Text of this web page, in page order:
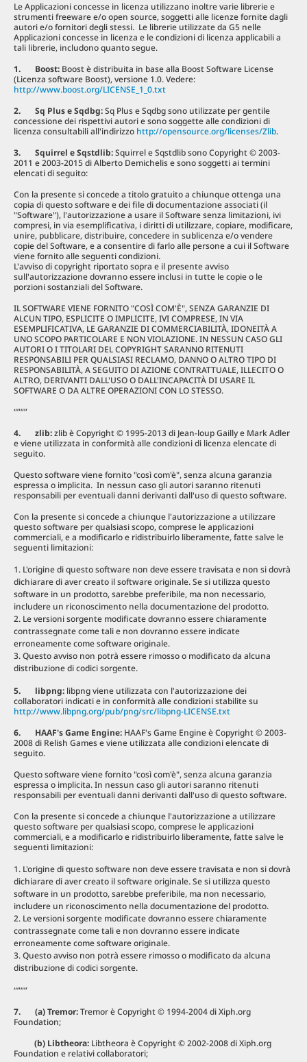
Le Applicazioni concesse in licenza utilizzano inoltre varie librerie e
strumenti freeware e/o open source, soggetti alle licenze fornite dagli
autori e/o fornitori degli stessi. Le librerie utilizzate da G5 nelle
Applicazioni concesse in licenza e le condizioni di licenza applicabili a
tali librerie, includono quanto segue.
1. Boost: Boost è distribuita in base alla Boost Software License
(Licenza software Boost), versione 1.0. Vedere:
http://www.boost.org/LICENSE_1_0.txt
2. Sq Plus e Sqdbg:Sq Plus e Sqdbg sono utilizzate per gentile
concessione dei rispettivi autori e sono soggette alle condizioni di
licenza consultabili all'indirizzo http://opensource.org/licenses/Zlib.
3. Squirrel e Sqstdlib:Squirrel e Sqstdlib sono Copyright © 2003-
2011 e 2003-2015 di Alberto Demichelis e sono soggetti ai termini
elencati di seguito:
Con la presente si concede a titolo gratuito a chiunque ottenga una
copia di questo software e dei file di documentazione associati (il
"Software"), l'autorizzazione a usare il Software senza limitazioni, ivi
compresi, in via esemplificativa, i diritti di utilizzare, copiare, modificare,
unire, pubblicare, distribuire, concedere in sublicenza e/o vendere
copie del Software, e a consentire di farlo alle persone a cui il Software
viene fornito alle seguenti condizioni.
L'avviso di copyright riportato sopra e il presente avviso
sull'autorizzazione dovranno essere inclusi in tutte le copie o le
porzioni sostanziali del Software.
IL SOFTWARE VIENE FORNITO "COSÌ COM'È", SENZA GARANZIE DI
ALCUN TIPO, ESPLICITE O IMPLICITE, IVI COMPRESE, IN VIA
ESEMPLIFICATIVA, LE GARANZIE DI COMMERCIABILITÀ, IDONEITÀ A
UNO SCOPO PARTICOLARE E NON VIOLAZIONE. IN NESSUN CASO GLI
AUTORI O I TITOLARI DEL COPYRIGHT SARANNO RITENUTI
RESPONSABILI PER QUALSIASI RECLAMO, DANNO O ALTRO TIPO DI
RESPONSABILITÀ, A SEGUITO DI AZIONE CONTRATTUALE, ILLECITO O
ALTRO, DERIVANTI DALL'USO O DALL'INCAPACITÀ DI USARE IL
SOFTWARE O DA ALTRE OPERAZIONI CON LO STESSO.
“”“”
4. zlib:zlib è Copyright © 1995-2013 di Jean-loup Gailly e Mark Adler
e viene utilizzata in conformità alle condizioni di licenza elencate di
seguito.
Questo software viene fornito "così com'è", senza alcuna garanzia
espressa o implicita. In nessun caso gli autori saranno ritenuti
responsabili per eventuali danni derivanti dall'uso di questo software.
Con la presente si concede a chiunque l'autorizzazione a utilizzare
questo software per qualsiasi scopo, comprese le applicazioni
commerciali, e a modificarlo e ridistribuirlo liberamente, fatte salve le
seguenti limitazioni:
L'origine di questo software non deve essere travisata e non si dovrà
dichiarare di aver creato il software originale. Se si utilizza questo
software in un prodotto, sarebbe preferibile, ma non necessario,
includere un riconoscimento nella documentazione del prodotto.
Le versioni sorgente modificate dovranno essere chiaramente
contrassegnate come tali e non dovranno essere indicate
erroneamente come software originale.
Questo avviso non potrà essere rimosso o modificato da alcuna
distribuzione di codici sorgente.
5. libpng: libpng viene utilizzata con l'autorizzazione dei
collaboratori indicati e in conformità alle condizioni stabilite su
http://www.libpng.org/pub/png/src/libpng-LICENSE.txt
6. HAAF's Game Engine: HAAF's Game Engine è Copyright © 2003-
2008 di Relish Games e viene utilizzata alle condizioni elencate di
seguito.
Questo software viene fornito "così com'è", senza alcuna garanzia
espressa o implicita. In nessun caso gli autori saranno ritenuti
responsabili per eventuali danni derivanti dall'uso di questo software.
Con la presente si concede a chiunque l'autorizzazione a utilizzare
questo software per qualsiasi scopo, comprese le applicazioni
commerciali, e a modificarlo e ridistribuirlo liberamente, fatte salve le
seguenti limitazioni:
L'origine di questo software non deve essere travisata e non si dovrà
dichiarare di aver creato il software originale. Se si utilizza questo
software in un prodotto, sarebbe preferibile, ma non necessario,
includere un riconoscimento nella documentazione del prodotto.
Le versioni sorgente modificate dovranno essere chiaramente
contrassegnate come tali e non dovranno essere indicate
erroneamente come software originale.
Questo avviso non potrà essere rimosso o modificato da alcuna
distribuzione di codici sorgente.
“”“”
7. (a) Tremor:Tremor è Copyright © 1994-2004 di Xiph.org
Foundation;
(b) Libtheora: Libtheora è Copyright © 2002-2008 di Xiph.org
Foundation e relativi collaboratori;